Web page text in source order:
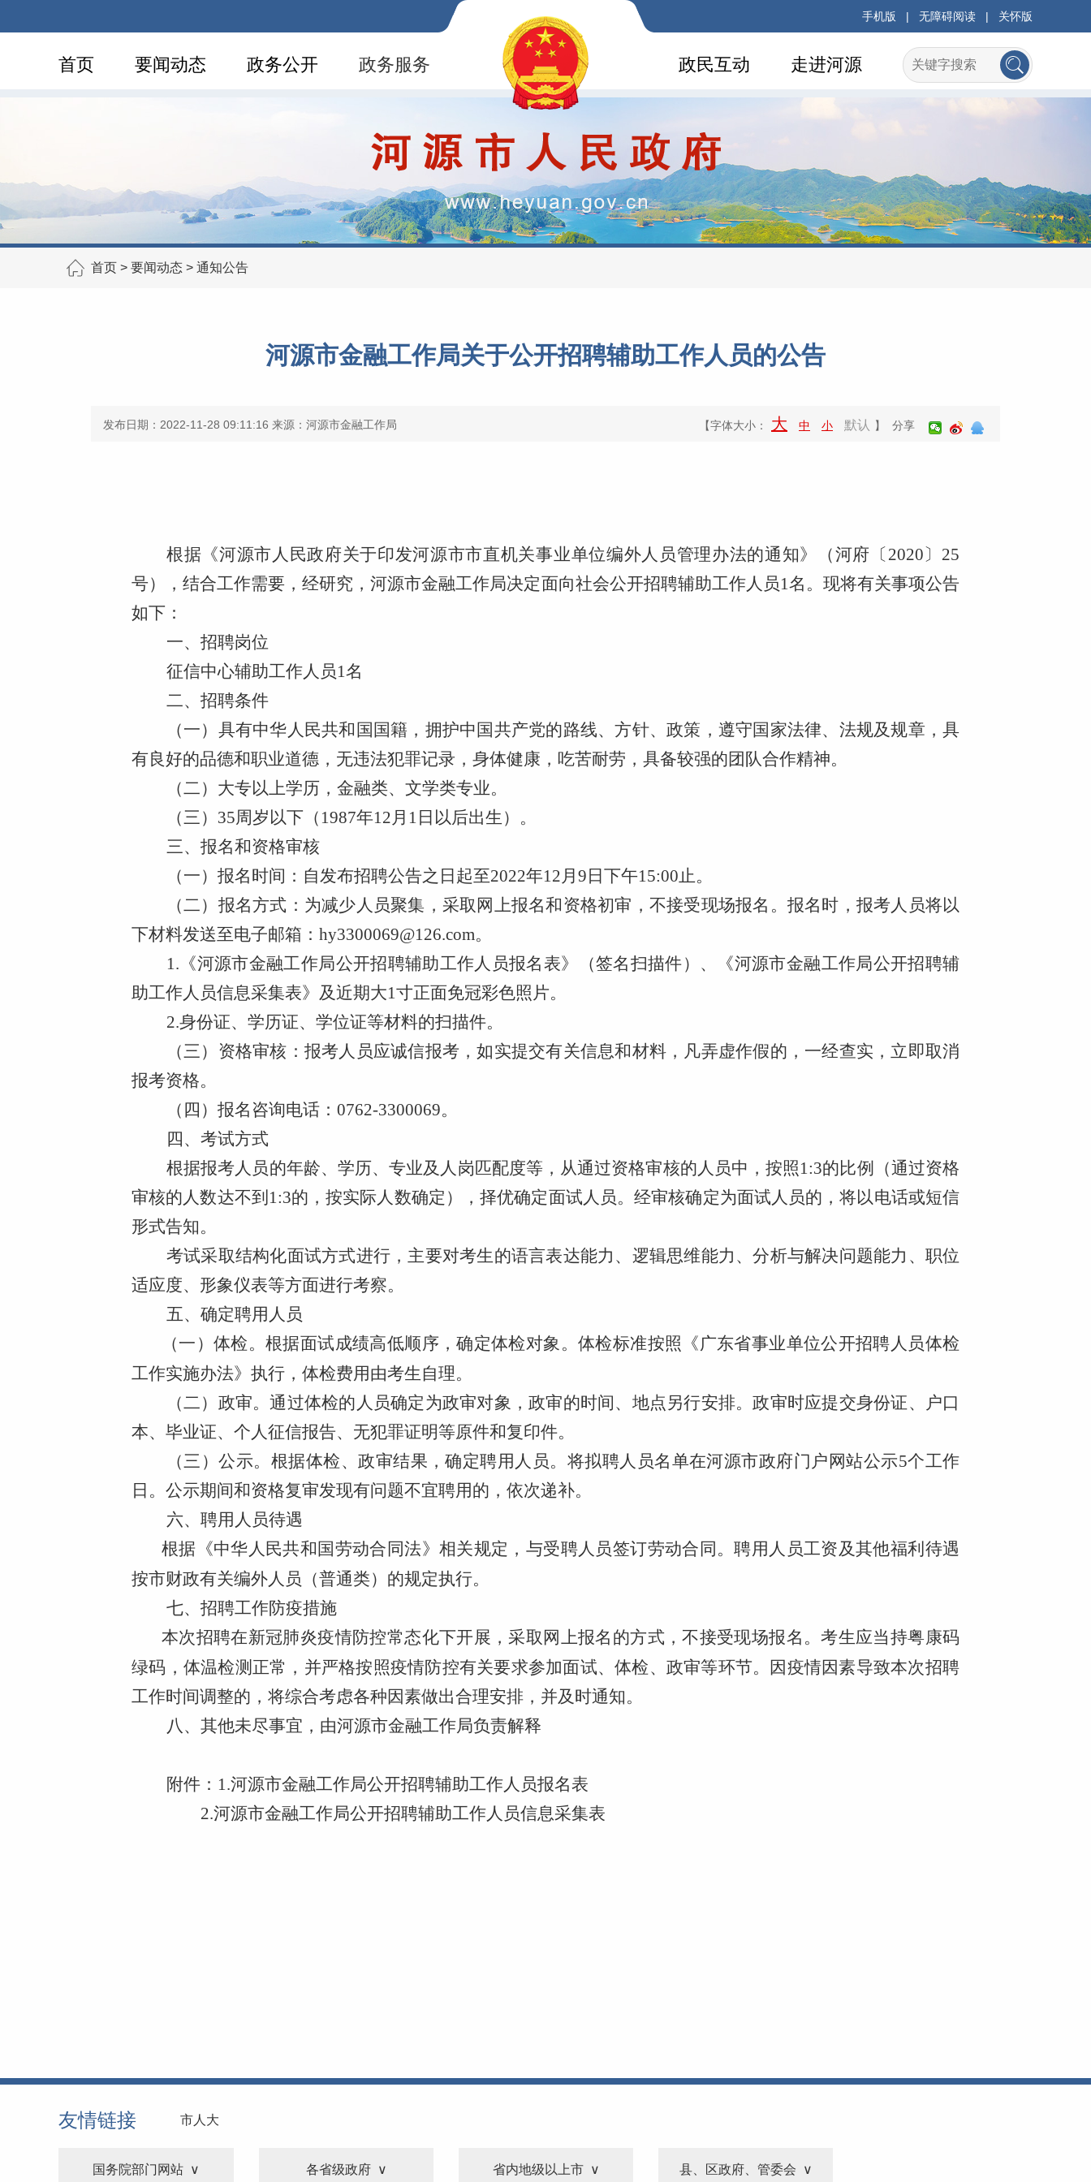
手机版 | 无障碍阅读 | 关怀版
首页 要闻动态 政务公开 政务服务 走进河源
政民互动
首页 > 要闻动态 > 通知公告
河源市金融工作局关于公开招聘辅助工作人员的公告
发布日期：2022-11-28 09:11:16 来源：河源市金融工作局 【字体大小： 大 中 小 默认 】 分享
根据《河源市人民政府关于印发河源市市直机关事业单位编外人员管理办法的通知》（河府〔2020〕25
号），结合工作需要，经研究，河源市金融工作局决定面向社会公开招聘辅助工作人员1名。现将有关事项公告
如下：
一、招聘岗位
征信中心辅助工作人员1名
二、招聘条件
（一） 具有中华人民共和国国籍，拥护中国共产党的路线、方针、政策，遵守国家法律、法规及规章，具
有良好的品德和职业道德，无违法犯罪记录，身体健康，吃苦耐劳，具备较强的团队合作精神。
（二）大专以上学历，金融类、文学类专业。
（三） 35周岁以下（ 1987年12月1日以后出生）。
三、报名和资格审核
（一）报名时间： 自发布招聘公告之日起至2022年12月9日下午15:00止。
（二）报名方式： 为减少人员聚集，采取网上报名和资格初审，不接受现场报名。报名时，报考人员将以
下材料发送至电子邮箱：hy3300069@126.com。
1.《河源市金融工作局公开招聘辅助工作人员报名表》（签名扫描件）、《河源市金融工作局公开招聘辅
助工作人员信息采集表》及近期大1寸正面免冠彩色照片。
2.身份证、学历证、学位证等材料的扫描件。
（三）资格审核： 报考人员应诚信报考，如实提交有关信息和材料，凡弄虚作假的，一经查实，立即取消
报考资格。
（四）报名咨询电话： 0762-3300069。
四、考试方式
根据报考人员的年龄、学历、专业及人岗匹配度等，从通过资格审核的人员中，按照1:3的比例（通过资格
审核的人数达不到1:3的，按实际人数确定），择优确定面试人员。经审核确定为面试人员的，将以电话或短信
形式告知。
考试采取结构化面试方式进行，主要对考生的语言表达能力、逻辑思维能力、分析与解决问题能力、职位
适应度、形象仪表等方面进行考察。
五、确定聘用人员
（一）体检。根据面试成绩高低顺序，确定体检对象。体检标准按照《广东省事业单位公开招聘人员体检
工作实施办法》执行，体检费用由考生自理。
（二）政审。通过体检的人员确定为政审对象，政审的时间、地点另行安排。政审时应提交身份证、户口
本、毕业证、个人征信报告、无犯罪证明等原件和复印件。
（三）公示。 根据体检、政审结果，确定聘用人员。将拟聘人员名单在河源市政府门户网站公示5个工作
日。公示期间和资格复审发现有问题不宜聘用的，依次递补。
六、聘用人员待遇
根据《中华人民共和国劳动合同法》相关规定，与受聘人员签订劳动合同。聘用人员工资及其他福利待遇
按市财政有关编外人员（普通类）的规定执行。
七、招聘工作防疫措施
本次招聘在新冠肺炎疫情防控常态化下开展，采取网上报名的方式，不接受现场报名。考生应当持粤康码
绿码，体温检测正常，并严格按照疫情防控有关要求参加面试、体检、政审等环节。因疫情因素导致本次招聘
工作时间调整的，将综合考虑各种因素做出合理安排，并及时通知。
八、其他未尽事宜，由河源市金融工作局负责解释
附件：1.河源市金融工作局公开招聘辅助工作人员报名表
2.河源市金融工作局公开招聘辅助工作人员信息采集表
友情链接 市人大
国务院部门网站 各省级政府 省内地级以上市 县、区政府、管委会